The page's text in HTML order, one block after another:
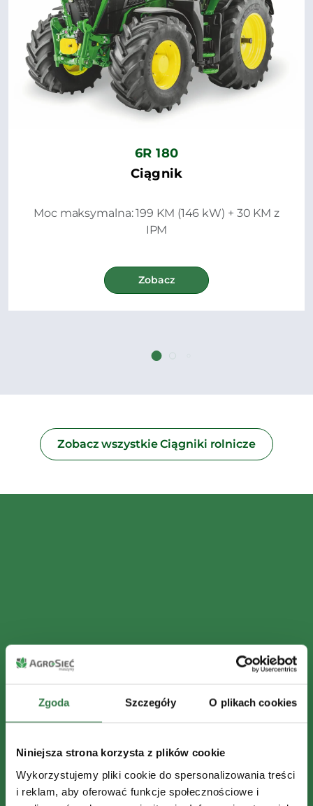
Zgoda Szczegóły O plikach cookies
Niniejsza strona korzysta z plików cookie
Wykorzystujemy pliki cookie do spersonalizowania treści
i reklam, aby oferować funkcje społecznościowe i
6R 180
Ciągnik
Moc maksymalna: 199 KM (146 kW) + 30 KM z
IPM
Zobacz
Zobacz wszystkie Ciągniki rolnicze